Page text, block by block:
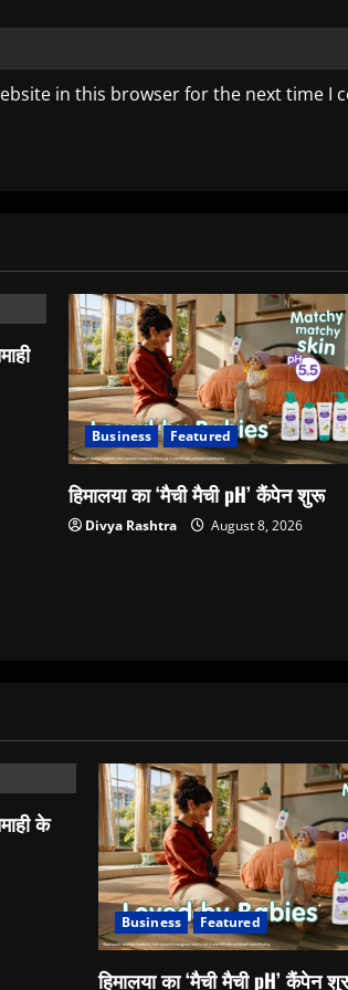
in this browser for the next time I
Business
Featured
हिमालया का ‘मैची मैची pH’ कैंपेन शुरू
Divya Rashtra August 8, 2026
के
Business Featured
हिमालया का ‘मैची मैची pH’ कैंपेन